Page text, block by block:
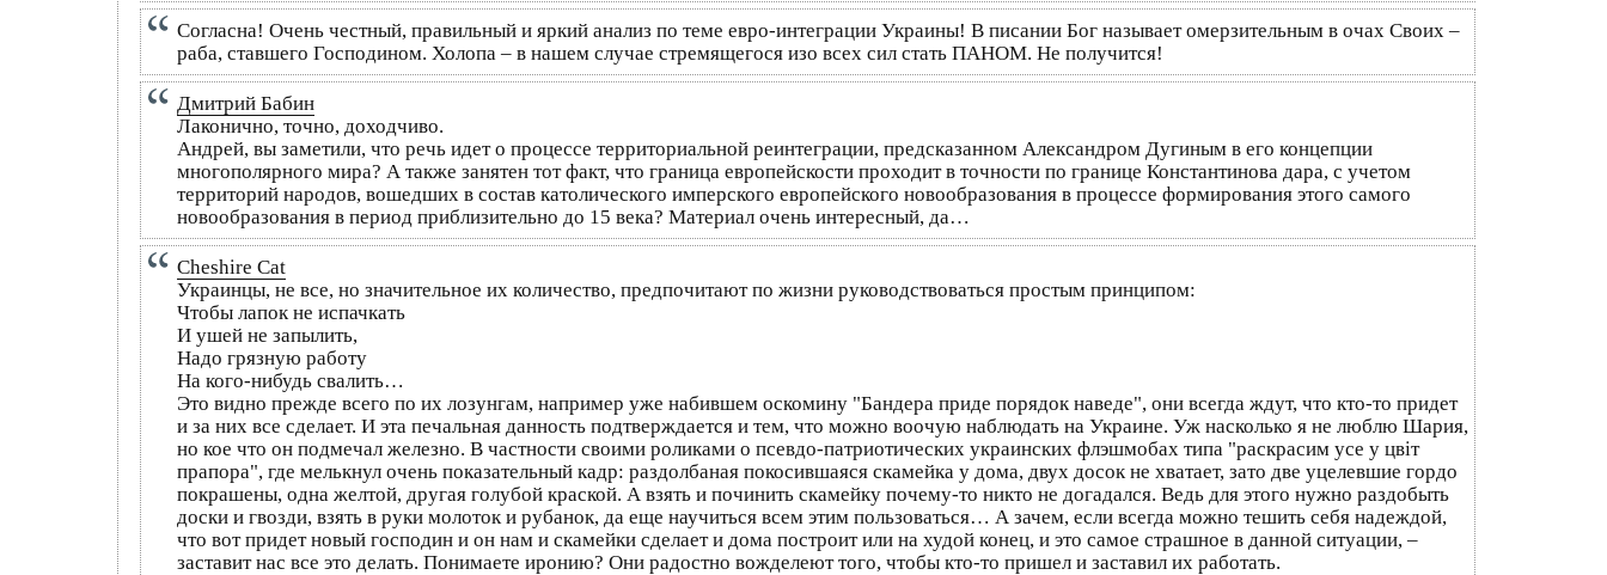
Согласна! Очень честный, правильный и яркий анализ по теме евро-интеграции Украины! В писании Бог называет омерзительным в очах Своих –
раба, ставшего Господином. Холопа – в нашем случае стремящегося изо всех сил стать ПАНОМ. Не получится!
Дмитрий Бабин
Лаконично, точно, доходчиво.
Андрей, вы заметили, что речь идет о процессе территориальной реинтеграции, предсказанном Александром Дугиным в его концепции
многополярного мира? А также занятен тот факт, что граница европейскости проходит в точности по границе Константинова дара, с учетом
территорий народов, вошедших в состав католического имперского европейского новообразования в процессе формирования этого самого
новообразования в период приблизительно до 15 века? Материал очень интересный, да…
Cheshire Cat
Украинцы, не все, но значительное их количество, предпочитают по жизни руководствоваться простым принципом:
Чтобы лапок не испачкать
И ушей не запылить,
Надо грязную работу
На кого-нибудь свалить…
Это видно прежде всего по их лозунгам, например уже набившем оскомину "Бандера приде порядок наведе", они всегда ждут, что кто-то придет
и за них все сделает. И эта печальная данность подтверждается и тем, что можно воочую наблюдать на Украине. Уж насколько я не люблю Шария,
но кое что он подмечал железно. В частности своими роликами о псевдо-патриотических украинских флэшмобах типа "раскрасим усе у цвiт
прапора", где мелькнул очень показательный кадр: раздолбаная покосившаяся скамейка у дома, двух досок не хватает, зато две уцелевшие гордо
покрашены, одна желтой, другая голубой краской. А взять и починить скамейку почему-то никто не догадался. Ведь для этого нужно раздобыть
доски и гвозди, взять в руки молоток и рубанок, да еще научиться всем этим пользоваться… А зачем, если всегда можно тешить себя надеждой,
что вот придет новый господин и он нам и скамейки сделает и дома построит или на худой конец, и это самое страшное в данной ситуации, –
заставит нас все это делать. Понимаете иронию? Они радостно вожделеют того, чтобы кто-то пришел и заставил их работать.